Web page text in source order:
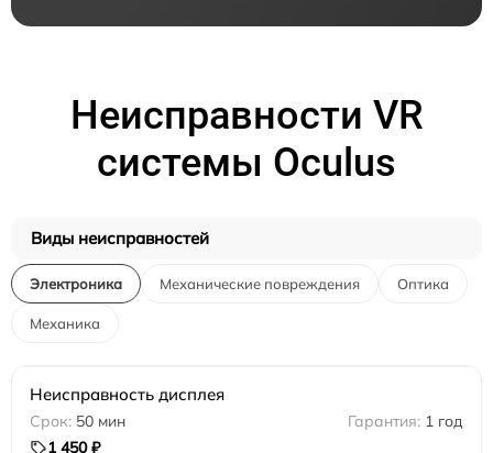
Неисправности VR
системы Oculus
Виды неисправностей
Электроника Механические повреждения Оптика
Механика
Неисправность дисплея
50 мин
1 год
1 450 ₽